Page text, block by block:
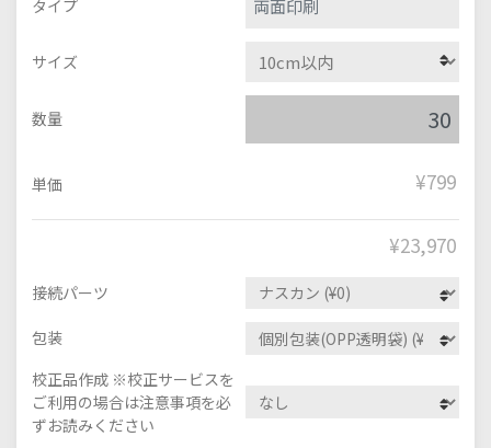
タイプ 両面印刷
サイズ
数量
単価 ¥799
¥23,970
接続パーツ
包装
校正品作成 ※校正サービスを
ご利用の場合は注意事項を必
ずお読みください